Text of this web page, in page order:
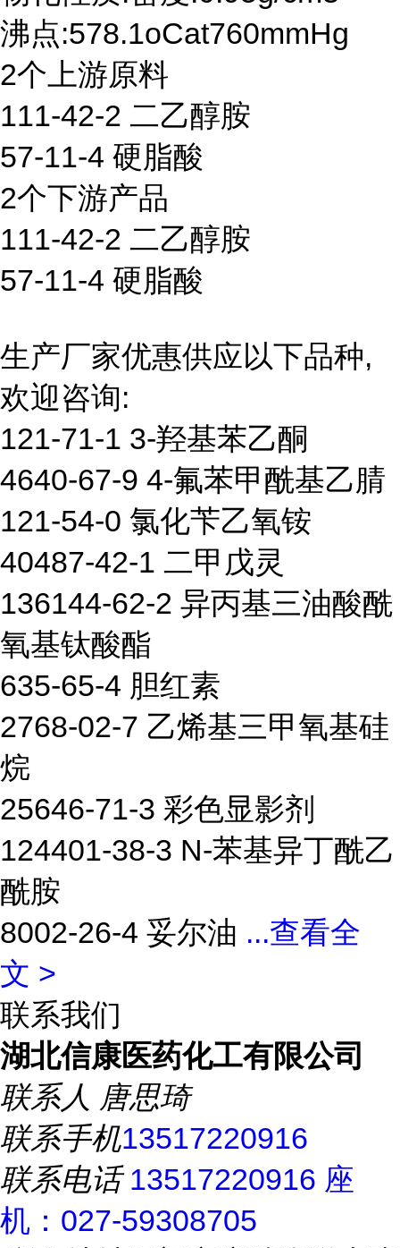
沸点:578.1oCat760mmHg
2个上游原料
111-42-2 二乙醇胺
57-11-4 硬脂酸
2个下游产品
111-42-2 二乙醇胺
57-11-4 硬脂酸
生产厂家优惠供应以下品种,
欢迎咨询:
121-71-1 3-羟基苯乙酮
4640-67-9 4-氟苯甲酰基乙腈
121-54-0 氯化苄乙氧铵
40487-42-1 二甲戊灵
136144-62-2 异丙基三油酸酰
氧基钛酸酯
635-65-4 胆红素
2768-02-7 乙烯基三甲氧基硅
烷
25646-71-3 彩色显影剂
124401-38-3 N-苯基异丁酰乙
酰胺
8002-26-4 妥尔油 ...查看全
文 >
联系我们
湖北信康医药化工有限公司
联系人 唐思琦
联系手机13517220916
联系电话13517220916 座
机：027-59308705